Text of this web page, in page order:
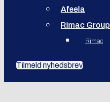
Afeela
Rimac Group
Rimac
Tilmeld nyhedsbrev